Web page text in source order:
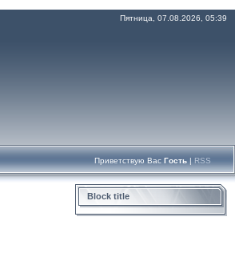
Пятница, 07.08.2026, 05:39
Приветствую Вас Гость | RSS
Block title